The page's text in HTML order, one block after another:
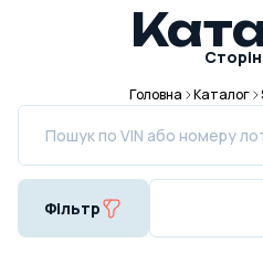
Головна Каталог
Фільтр